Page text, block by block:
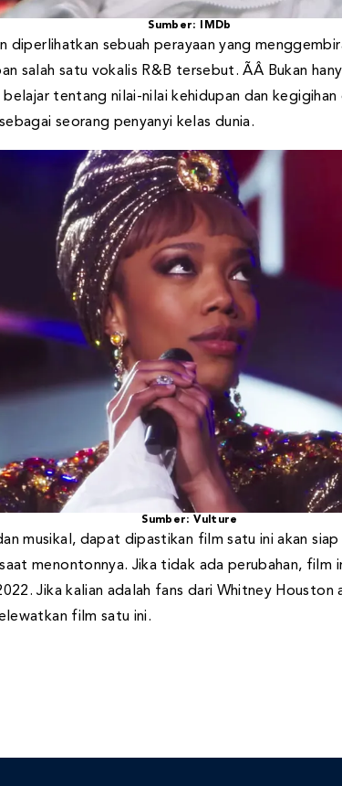
Sumber: IMDb
diperlihatkan sebuah perayaan yang
salah satu vokalis R&B tersebut. ÃÂ Bukan
belajar tentang nilai-nilai kehidupan dan
seorang penyanyi kelas dunia.
Sumber: Vulture
musikal, dapat dipastikan film satu ini akan
menontonnya. Jika tidak ada perubahan, film
Jika kalian adalah fans dari Whitney
film satu ini.